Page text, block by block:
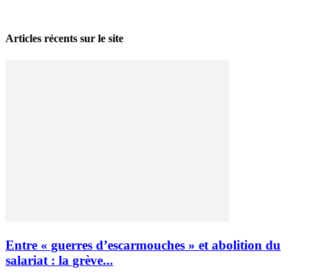
Articles récents sur le site
Entre « guerres d’escarmouches » et abolition du
salariat : la grève...